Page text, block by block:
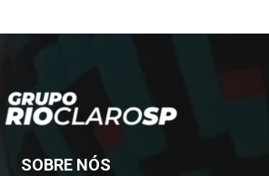
SOBRE NÓS